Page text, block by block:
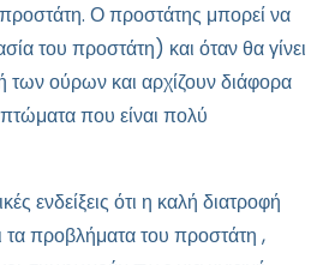
προστάτη. Ο προστάτης μπορεί να
του προστάτη) και όταν θα γίνει
των ούρων και αρχίζουν διάφορα
που είναι πολύ
ενδείξεις ότι η καλή διατροφή
τα προβλήματα του προστάτη ,